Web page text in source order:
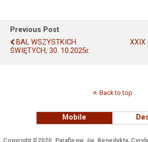
Previous Post
BAL WSZYSTKICH
ŚWIĘTYCH, 30. 10.2025r.
XXIX
Back to top
Mobile
Copyright ©2020. Parafia pw. św. Benedykta,